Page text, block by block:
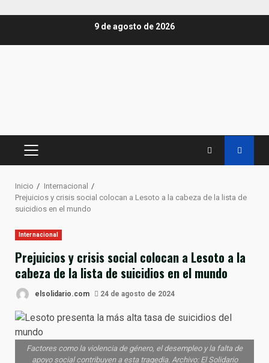
9 de agosto de 2026
MENÚ
Inicio
Internacional
Prejuicios y crisis social colocan a Lesoto a la cabeza de la lista de
suicidios en el mundo
Internacional
Prejuicios y crisis social colocan a Lesoto a la
cabeza de la lista de suicidios en el mundo
elsolidario.com 24 de agosto de 2024
Factores como la violencia de género, el desempleo y la falta de
apoyo social contribuyen a esta tragedia. Archivo: El Solidario